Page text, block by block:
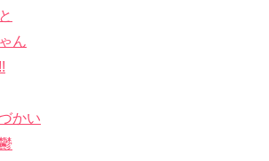
ん
かい